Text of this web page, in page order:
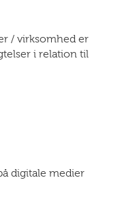
/ virksomhed er
i relation til
digitale medier